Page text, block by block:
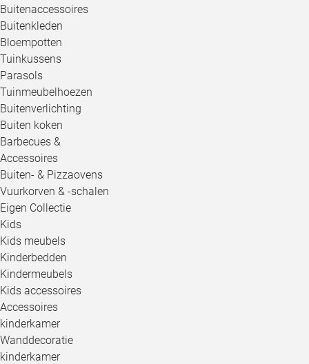
Buitenaccessoires
Buitenkleden
Bloempotten
Tuinkussens
Parasols
Tuinmeubelhoezen
Buitenverlichting
Buiten koken
Barbecues &
Accessoires
Buiten- & Pizzaovens
Vuurkorven & -schalen
Eigen Collectie
Kids
Kids meubels
Kinderbedden
Kindermeubels
Kids accessoires
Accessoires
kinderkamer
Wanddecoratie
kinderkamer